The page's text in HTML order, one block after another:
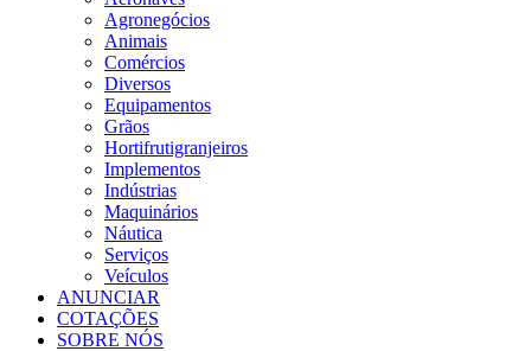
Agronegócios
Animais
Comércios
Diversos
Equipamentos
Grãos
Hortifrutigranjeiros
Implementos
Indústrias
Maquinários
Náutica
Serviços
Veículos
ANUNCIAR
COTAÇÕES
SOBRE NÓS